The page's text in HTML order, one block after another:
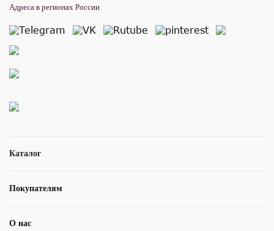
Каталог
Покупателям
О нас
Адреса в регионах России